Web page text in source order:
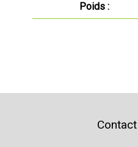
Poids :
Contact